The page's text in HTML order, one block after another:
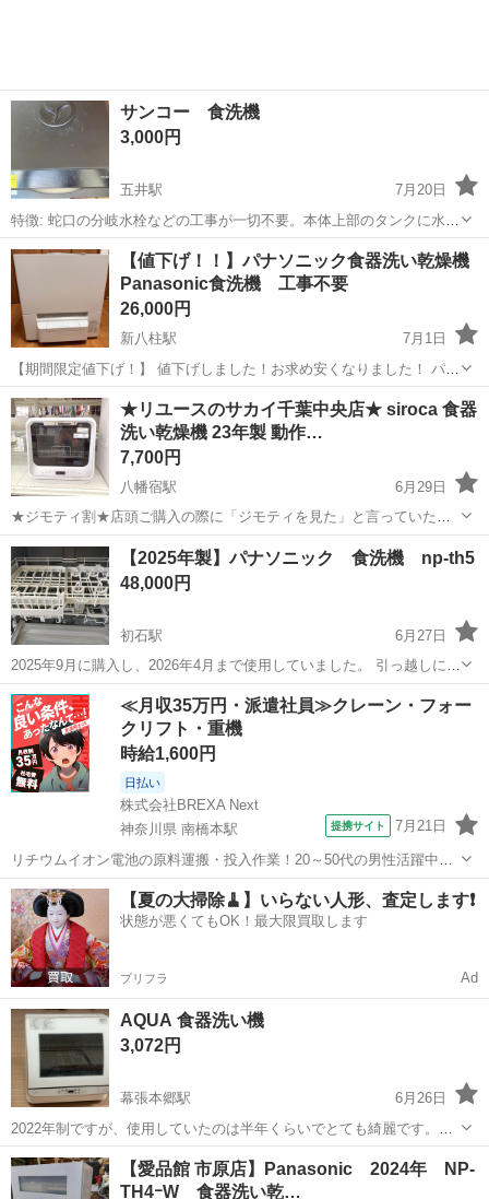
サンコー 食洗機
3,000円
五井駅
7月20日
特徴: 蛇口の分岐水栓などの工事が一切不要。本体上部のタンクに水を
注ぐだけで、届いたその日から使用できます。 容量: 約3人分（標準食
器16点＋箸類）をまとめて洗浄可能。50℃以上の温水とダブルノズル
で強力に油汚れを落...
千葉 市原市 五井駅 キッチン家電 食洗機
【値下げ！！】パナソニック食器洗い乾燥機
Panasonic食洗機 工事不要
26,000円
新八柱駅
7月1日
【期間限定値下げ！】 値下げしました！お求め安くなりました！ パナ
ソニックの食器洗い乾燥機 ホワイト NP-TSP1-W です。 賃貸住宅にも
置けて、タンク式、工事不要です。 備え付けのパナソニックの食洗機
と遜色ないくら...
千葉 松戸市 新八柱駅 キッチン家電
★リユースのサカイ千葉中央店★ siroca 食器
洗い乾燥機 23年製 動作…
7,700円
八幡宿駅
6月29日
★ジモティ割★店頭ご購入の際に「ジモティを見た」と言っていただ
くとジモティ限定価格（掲載価格の10%OFF）でご購入が可能です。
ぜひ店頭にてスタッフまでお伝えくださいませ。 ■引越でおなじみ、
サカイ引越センターの...
千葉 千葉市 八幡宿駅 キッチン家電 サカイ
【2025年製】パナソニック 食洗機 np-th5
48,000円
初石駅
6月27日
2025年9月に購入し、2026年4月まで使用していました。 引っ越しに伴
い不要になったため出品します。 ボタンのパネルの端が少しめくれて
いるので(画像5枚目)、それを考慮した使用状況を選んでいますが、使
用期間が短かったた...
千葉 流山市 初石駅 キッチン家電
≪月収35万円・派遣社員≫クレーン・フォー
クリフト・重機
時給1,600円
日払い
株式会社BREXA Next
神奈川県 南橋本駅
提携サイト 7月21日
リチウムイオン電池の原料運搬・投入作業！20～50代の男性活躍中★
ワンルーム寮完備！赴任旅費会社負担！年間休日130日★フォークリフ
ト免許お持ちの方、活躍中！就業先食堂利用可★《神奈川県相模原
市》 人気の工場のお仕事 ◇電...
神奈川 相模原市 南橋本駅 その他
【夏の大掃除🧹】いらない人形、査定します❗️
状態が悪くてもOK！最大限買取します
プリフラ Ad
AQUA 食器洗い機
3,072円
幕張本郷駅
6月26日
2022年制ですが、使用していたのは半年くらいでとても綺麗です。家
庭用には少し大きくて取付に迷っていました。高さ475mm幅485mm奥
行390mmです。大きなキッチンの家、もしくは個人経営のお店などに
はいかがでしょうか？ ...
千葉 千葉市 幕張本郷駅 キッチン家電
【愛品館 市原店】Panasonic 2024年 NP-
TH4ｰW 食器洗い乾…